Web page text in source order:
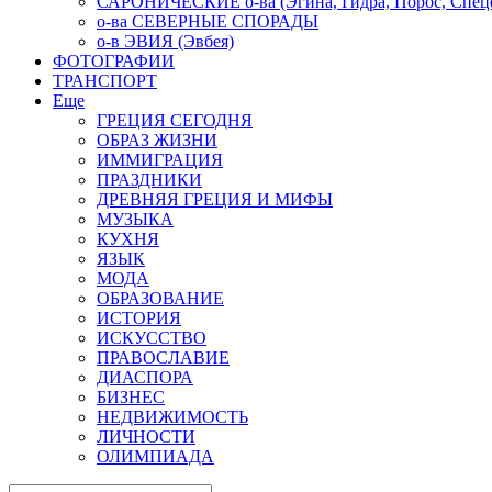
о-ва СЕВЕРНЫЕ СПОРАДЫ
о-в ЭВИЯ (Эвбея)
ФОТОГРАФИИ
ТРАНСПОРТ
Еще
ГРЕЦИЯ СЕГОДНЯ
ОБРАЗ ЖИЗНИ
ИММИГРАЦИЯ
ПРАЗДНИКИ
ДРЕВНЯЯ ГРЕЦИЯ И МИФЫ
МУЗЫКА
КУХНЯ
ЯЗЫК
МОДА
ОБРАЗОВАНИЕ
ИСТОРИЯ
ИСКУССТВО
ПРАВОСЛАВИЕ
ДИАСПОРА
БИЗНЕС
НЕДВИЖИМОСТЬ
ЛИЧНОСТИ
ОЛИМПИАДА